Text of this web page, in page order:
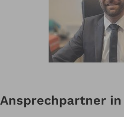
Ansprechpartner